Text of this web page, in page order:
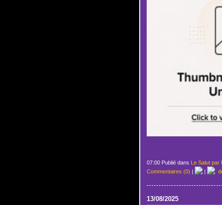
07:00 Publié dans Le Salut par
Commentaires (0) | |
13/08/2025